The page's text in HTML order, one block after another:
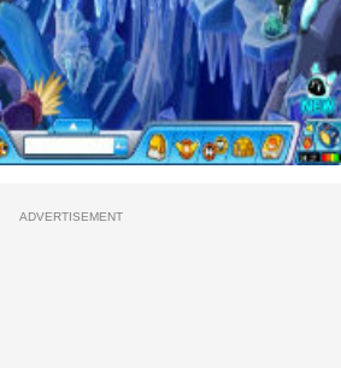
ADVERTISEMENT